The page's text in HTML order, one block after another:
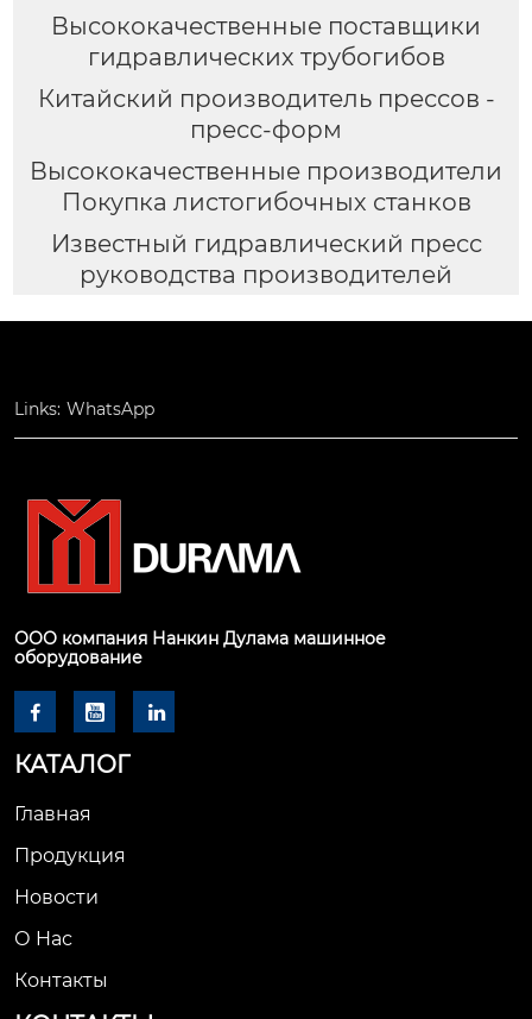
Высококачественные поставщики
гидравлических трубогибов
Китайский производитель прессов -
пресс-форм
Высококачественные производители
Покупка листогибочных станков
Известный гидравлический пресс
руководства производителей
Links: WhatsApp
ООО компания Нанкин Дулама машинное
оборудование
  
КАТАЛОГ
Главная
Продукция
Новости
О Hас
Контакты